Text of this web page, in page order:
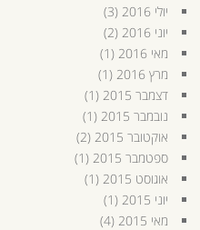
יולי 2016
(3)
יוני 2016
(2)
מאי 2016
(1)
מרץ 2016
(1)
דצמבר 2015
(1)
נובמבר 2015
(1)
אוקטובר 2015
(2)
ספטמבר 2015
(1)
אוגוסט 2015
(1)
יוני 2015
(1)
מאי 2015
(4)